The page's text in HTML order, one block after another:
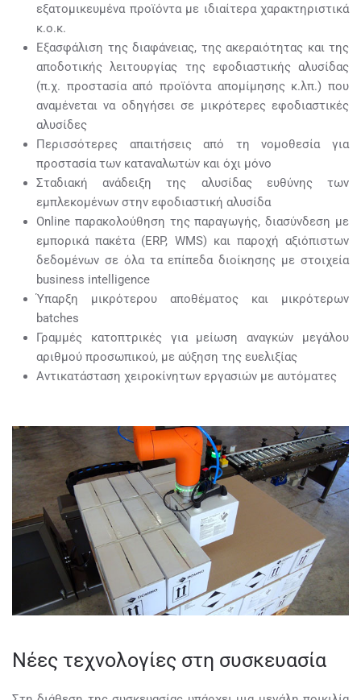
εξατομικευμένα προϊόντα με ιδιαίτερα χαρακτηριστικά
κ.ο.κ.
Εξασφάλιση της διαφάνειας, της ακεραιότητας και της
αποδοτικής λειτουργίας της εφοδιαστικής αλυσίδας
(π.χ. προστασία από προϊόντα απομίμησης κ.λπ.) που
αναμένεται να οδηγήσει σε μικρότερες εφοδιαστικές
αλυσίδες
Περισσότερες απαιτήσεις από τη νομοθεσία για
προστασία των καταναλωτών και όχι μόνο
Σταδιακή ανάδειξη της αλυσίδας ευθύνης των
εμπλεκομένων στην εφοδιαστική αλυσίδα
Online παρακολούθηση της παραγωγής, διασύνδεση με
εμπορικά πακέτα (ERP, WMS) και παροχή αξιόπιστων
δεδομένων σε όλα τα επίπεδα διοίκησης με στοιχεία
business intelligence
Ύπαρξη μικρότερου αποθέματος και μικρότερων
batches
Γραμμές κατοπτρικές για μείωση αναγκών μεγάλου
αριθμού προσωπικού, με αύξηση της ευελιξίας
Αντικατάσταση χειροκίνητων εργασιών με αυτόματες
Νέες τεχνολογίες στη συσκευασία